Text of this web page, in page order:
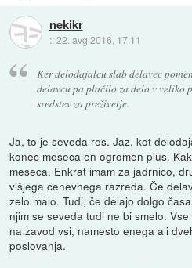
nekikr
::22. avg 2016, 17:11
Ker delodajalcu slab delavec
delavcu pa plačilo za delo v veliko
sredstev za preživetje.
Ja, to je seveda res. Jaz, kot
konec meseca en ogromen plus.
meseca. Enkrat imam za jadrnico,
višjega cenevnega razreda. Če
zelo malo. Tudi, če delajo dolgo
njim se seveda tudi ne bi smelo.
na zavod vsi, namesto enega ali
poslovanja.